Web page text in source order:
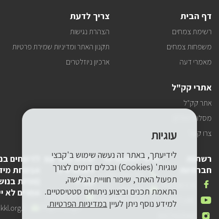
דף הבית
רשימת צמחים
משפחות צמחים
מאמרי דעה
צריך לדעת
הצהרת נגישות
תקנון האתר ומדיניות שמירת פרטיות
ארכיון ניוזלטרים
אתרי קק"ל
אתר קק"ל
מסלולי טיולים
צרו קשר
רשתות
חברתיות
FACEBOOK
אנחנו
בפייסבוק
YOUTUBE
אנחנו
ביוטיוב
אנחנו
פרטי התקשרות
טלפון
שלנו
1-800-250-250
דואר
שלנו
pneyot-
tzibur@kkl.org.il
יצירת קשר עם
לשכת יו"ר
קק"ל
דואר
אלקטרוני
lishkat-yor-
kkl@kkl.org.il
לדיווחים
אבטחת
(פניות
אחרים לא
עוגיות
לידיעתך, באתר זה נעשה שימוש ב'קבצי
עוגיות' (Cookies) ובכלים דומים לצורך
תפעול האתר, שיפור חוויית הגלישה,
התאמת תכנים וביצוע ניתוחים סטטיסטיים.
למידע נוסף ניתן לעיין במדיניות הפרטיות.